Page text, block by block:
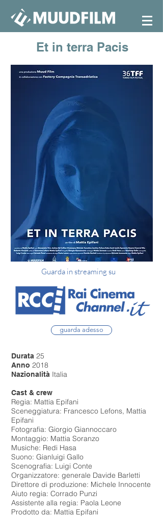
Et in terra Pacis
Guarda in streaming su
guarda adesso
Durata 25
Anno 2018
Nazionalità Italia
Cast & crew
Regia: Mattia Epifani
Sceneggiatura: Francesco Lefons, Mattia
Epifani
Fotografia: Giorgio Giannoccaro
Montaggio: Mattia Soranzo
Musiche: Redi Hasa
Suono: Gianluigi Gallo
Scenografia: Luigi Conte
Organizzatore: generale Davide Barletti
Direttore di produzione: Michele Innocente
Aiuto regia: Corrado Punzi
Assistente alla regia: Paola Leone
Prodotto da: Mattia Epifani